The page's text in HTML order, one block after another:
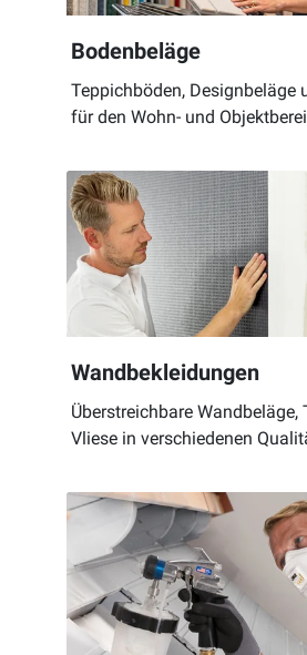
Bodenbeläge
Teppichböden, Designbeläge
für den Wohn- und
Wandbekleidungen
Überstreichbare Wandbeläge,
Vliese in verschiedenen